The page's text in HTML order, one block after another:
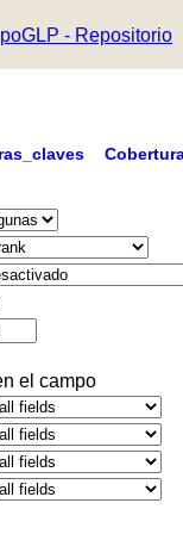
- Repositorio
el campo